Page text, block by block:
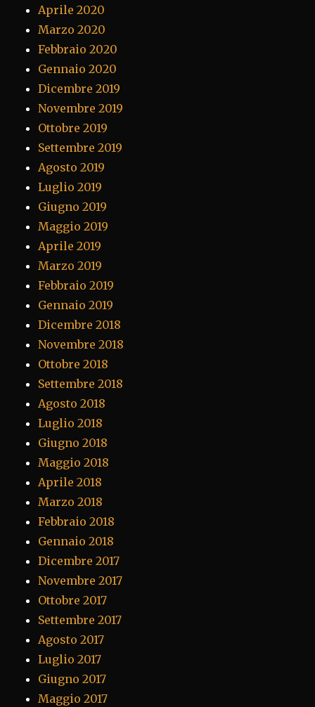
Aprile 2020
Marzo 2020
Febbraio 2020
Gennaio 2020
Dicembre 2019
Novembre 2019
Ottobre 2019
Settembre 2019
Agosto 2019
Luglio 2019
Giugno 2019
Maggio 2019
Aprile 2019
Marzo 2019
Febbraio 2019
Gennaio 2019
Dicembre 2018
Novembre 2018
Ottobre 2018
Settembre 2018
Agosto 2018
Luglio 2018
Giugno 2018
Maggio 2018
Aprile 2018
Marzo 2018
Febbraio 2018
Gennaio 2018
Dicembre 2017
Novembre 2017
Ottobre 2017
Settembre 2017
Agosto 2017
Luglio 2017
Giugno 2017
Maggio 2017